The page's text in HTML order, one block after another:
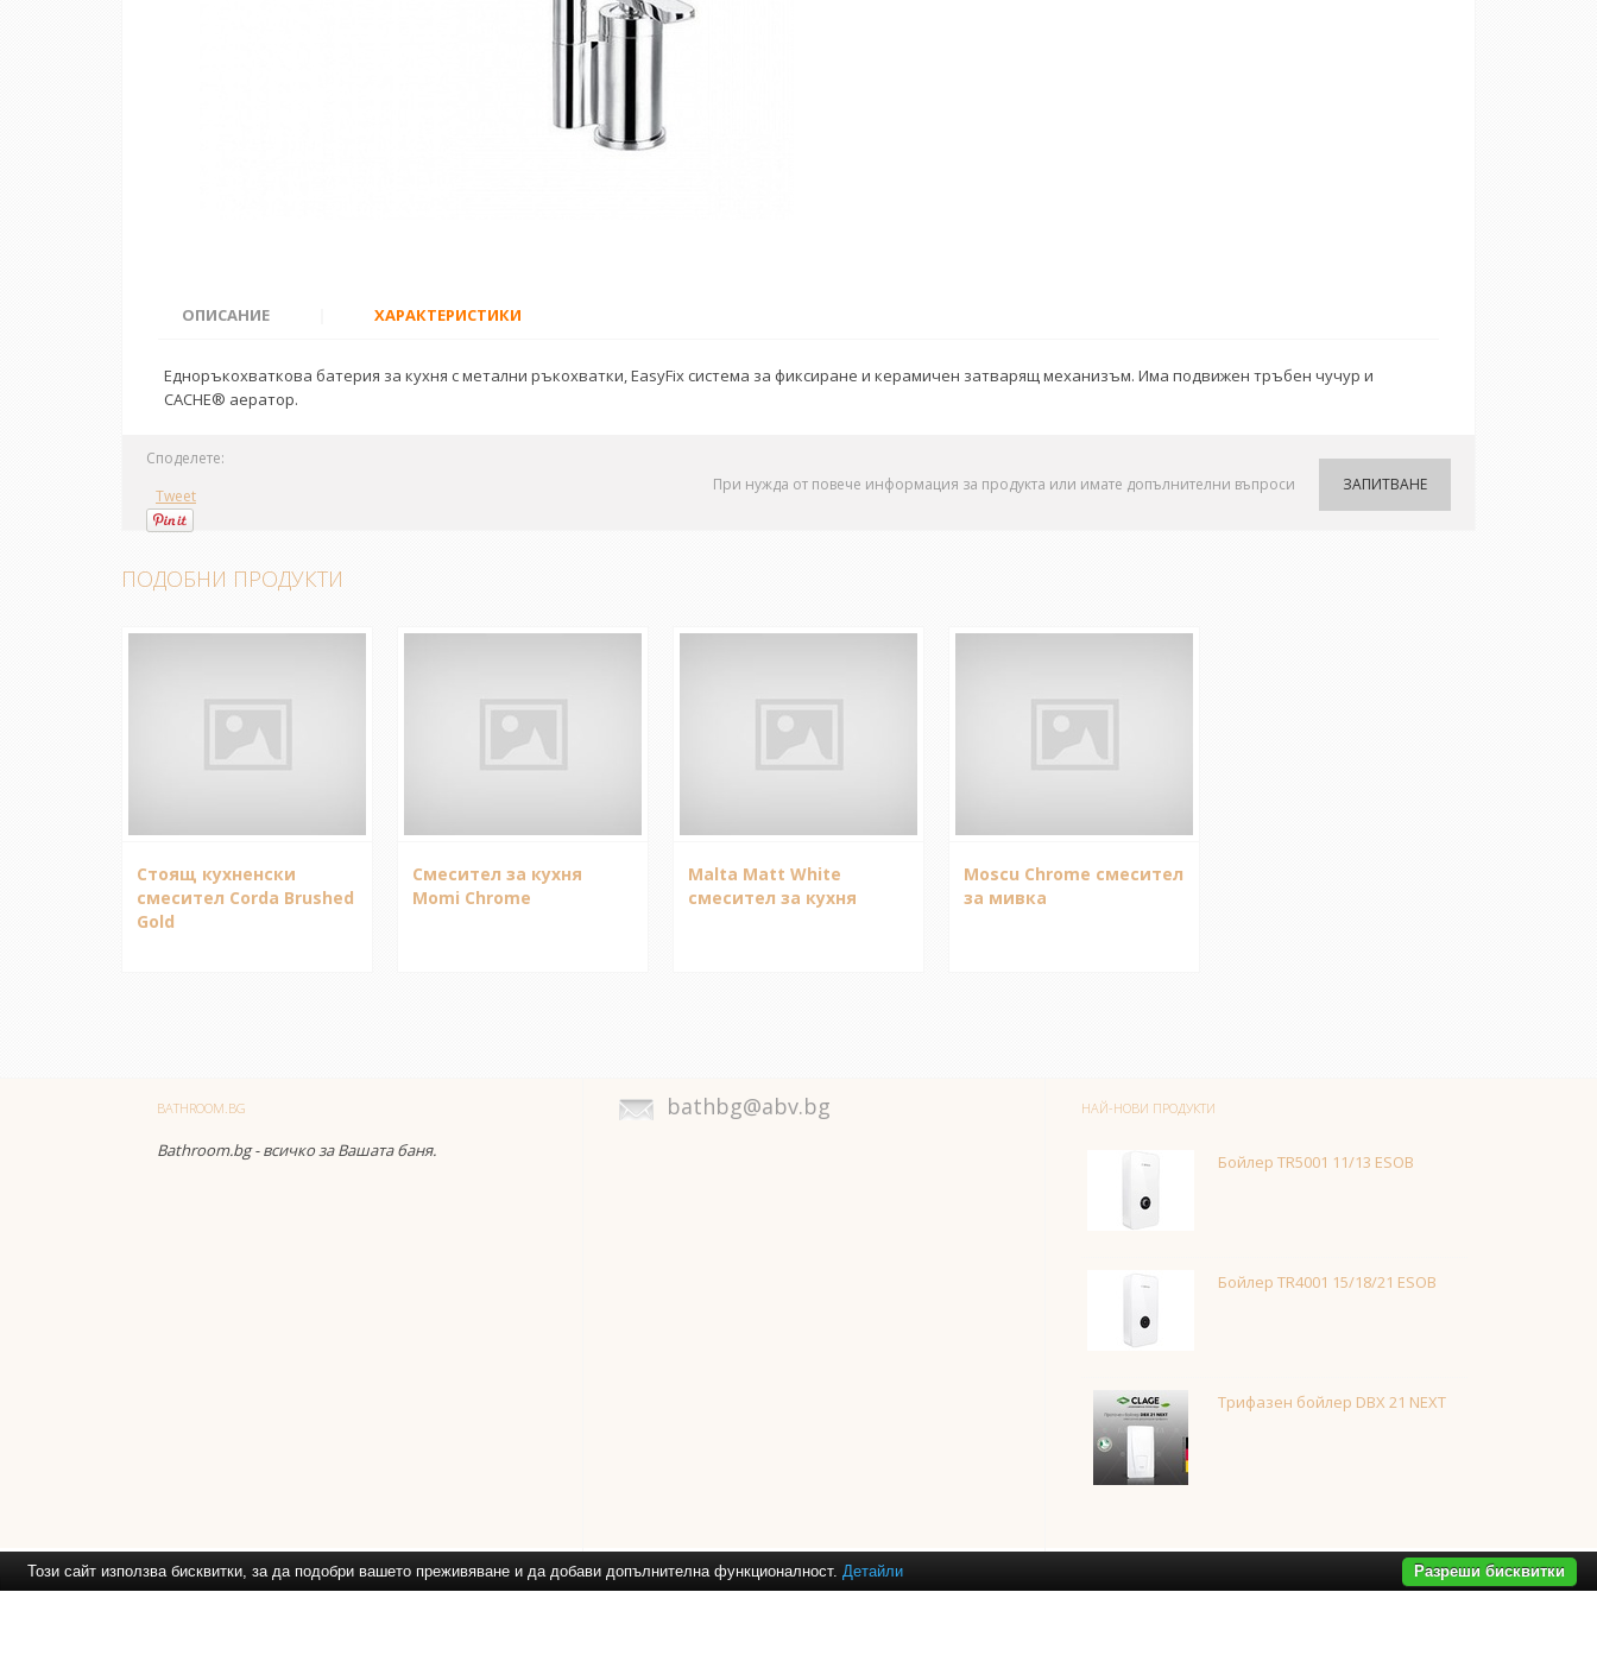
ОПИСАНИЕ ХАРАКТЕРИСТИКИ
Едноръкохваткова батерия за кухня с метални ръкохватки, EasyFix система за фиксиране и керамичен затварящ механизъм. Има подвижен тръбен чучур и
CACHE® аератор.
Споделете:
Tweet
ЗАПИТВАНЕ
При нужда от повече информация за продукта или имате допълнителни въпроси
ПОДОБНИ ПРОДУКТИ
Стоящ кухненски
смесител Corda Brushed
Gold
Смесител за кухня
Momi Chrome
Malta Matt White
смесител за кухня
Moscu Chrome смесител
за мивка
BATHROOM.BG
Bathroom.bg - всичко за Вашата баня.
bathbg@abv.bg НАЙ-НОВИ ПРОДУКТИ
Бойлер TR5001 11/13 ESOB
Бойлер TR4001 15/18/21 ESOB
Трифазен бойлер DBX 21 NEXT
Този сайт използва бисквитки, за да подобри вашето преживяване и да добави допълнителна функционалност. Детайли Разреши бисквитки